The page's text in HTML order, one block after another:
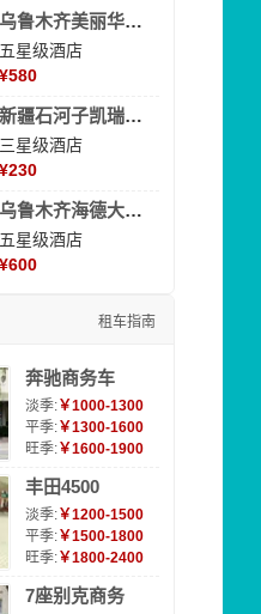
乌鲁木齐美丽华大酒
五星级酒店
¥580
新疆石河子凯瑞酒店
三星级酒店
¥230
乌鲁木齐海德大酒店
五星级酒店
¥600
租车指南
奔驰商务车
淡季:￥1000-1300
平季:￥1300-1600
旺季:￥1600-1900
丰田4500
淡季:￥1200-1500
平季:￥1500-1800
旺季:￥1800-2400
7座别克商务